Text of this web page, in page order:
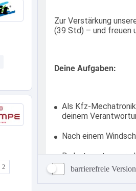
2 barrierefreie Version